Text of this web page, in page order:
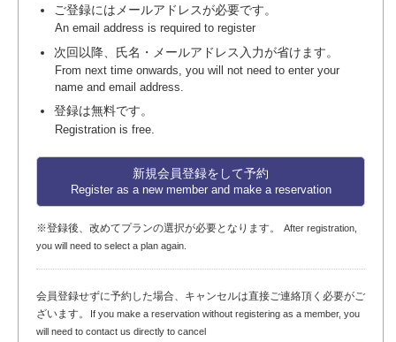
ご登録にはメールアドレスが必要です。
An email address is required to register
次回以降、氏名・メールアドレス入力が省けます。
From next time onwards, you will not need to enter your
name and email address.
登録は無料です。
Registration is free.
新規会員登録をして予約
Register as a new member and make a reservation
※登録後、改めてプランの選択が必要となります。
After registration,
you will need to select a plan again.
会員登録せずに予約した場合、キャンセルは直接ご連絡頂く必要がご
ざいます。
If you make a reservation without registering as a member, you
will need to contact us directly to cancel